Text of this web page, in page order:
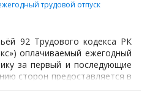
трудовой отпуск
92 Трудового кодекса РК
оплачиваемый ежегодный
за первый и последующие
сторон предоставляется в
При этом оплачиваемый